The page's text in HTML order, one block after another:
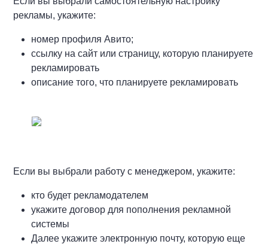
рекламы, укажите:
номер профиля Авито;
ссылку на сайт или страницу, которую планируете
рекламировать
описание того, что планируете рекламировать
Если вы выбрали работу с менеджером, укажите:
кто будет рекламодателем
укажите договор для пополнения рекламной
системы
Далее укажите электронную почту, которую еще